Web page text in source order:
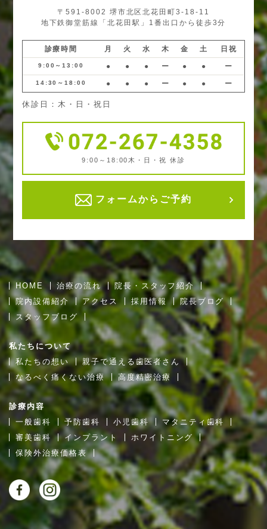
〒591-8002 堺市北区北花田町3-18-11
地下鉄御堂筋線「北花田駅」1番出口から徒歩3分
診療時間 月 火 水 木 金 土 日祝
9:00～13:00 ● ● ● ー ● ● ー
14:30～18:00 ● ● ● ー ● ● ー
休診日：木・日・祝日
9:00～18:00 木・日・祝 休診
フォームからご予約
HOME 治療の流れ
院長・スタッフ紹介
院内設備紹介
アクセス 採用情報
院長ブログ
スタッフブログ
私たちについて
私たちの想い
親子で通える歯医者さん
なるべく痛くない治療
高度精密治療
診療内容
一般歯科
予防歯科 小児歯科
マタニティ歯科
審美歯科
インプラント
ホワイトニング
保険外治療価格表